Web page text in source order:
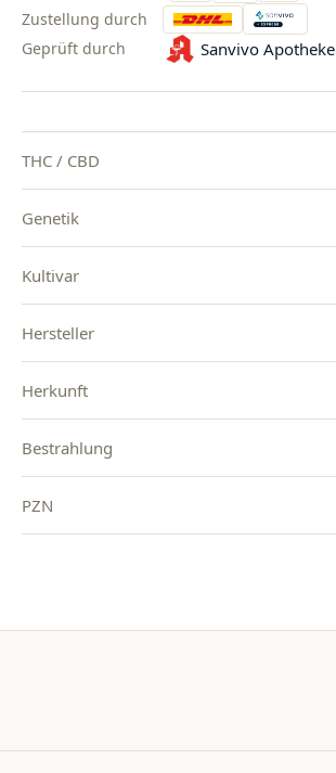
Zustellung durch
Geprüft durch
Sanvivo Apotheke
THC / CBD
Genetik
Kultivar
Hersteller
Herkunft
Bestrahlung
PZN